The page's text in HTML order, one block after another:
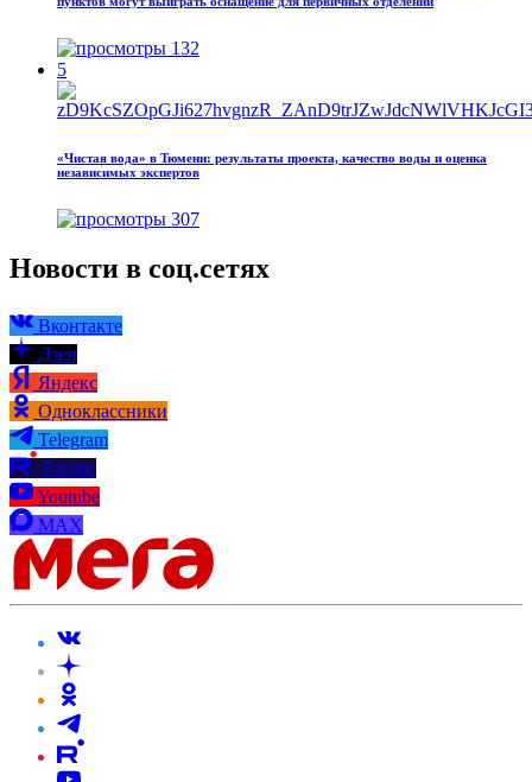
132
5
«Чистая вода» в Тюмени: результаты проекта, качество воды и оценка
независимых экспертов
307
Новости в соц.сетях
Вконтакте
Дзен
Яндекс
Одноклассники
Telegram
Rutube
Youtube
MAX